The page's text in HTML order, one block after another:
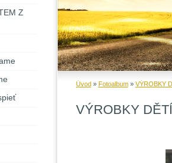
Z
Úvod» Fotoalbum» VÝROBKY
VÝROBKY